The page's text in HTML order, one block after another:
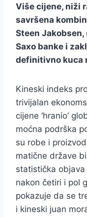
Više cijene, niži
savršena
Steen
Saxo banke i
definitivno kuca
Kineski indeks
trivijalan
cijene ‘hranio’
moćna podrška
su robe i
matične države
statistička
nakon četiri i pol
pokazuje da se
i kineski juan